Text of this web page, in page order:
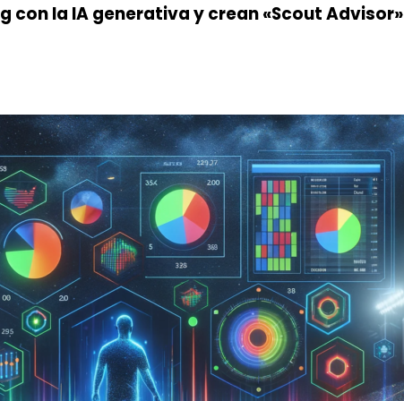
con la IA generativa y crean «Scout Advisor»